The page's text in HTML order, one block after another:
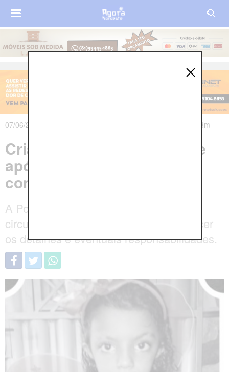
07/06/2025 às 17h38m - Atualizado em 09/06/2025 às 07h33m
Criança de seis anos morre
após ingerir remédios
controlados
A Polícia Civil deve investigar as
circunstâncias do ocorrido para esclarecer
os detalhes e eventuais responsabilidades.